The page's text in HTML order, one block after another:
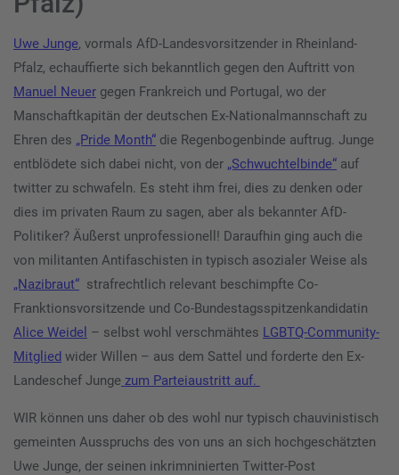
Uwe Junge, vormals AfD-Landesvorsitzender in Rheinland-
Pfalz, echauffierte sich bekanntlich gegen den Auftritt von
Manuel Neuer gegen Frankreich und Portugal, wo der
Manschaftkapitän der deutschen Ex-Nationalmannschaft zu
Ehren des „Pride Month“ die Regenbogenbinde auftrug. Junge
entblödete sich dabei nicht, von der „Schwuchtelbinde“ auf
twitter zu schwafeln. Es steht ihm frei, dies zu denken oder
dies im privaten Raum zu sagen, aber als bekannter AfD-
Politiker? Äußerst unprofessionell! Daraufhin ging auch die
von militanten Antifaschisten in typisch asozialer Weise als
„Nazibraut“ strafrechtlich relevant beschimpfte Co-
Franktionsvorsitzende und Co-Bundestagsspitzenkandidatin
Alice Weidel – selbst wohl verschmähtes LGBTQ-Community-
Mitglied wider Willen – aus dem Sattel und forderte den Ex-
Landeschef Junge zum Parteiaustritt auf.
WIR können uns daher ob des wohl nur typisch chauvinistisch
gemeinten Ausspruchs des von uns an sich hochgeschätzten
Uwe Junge, der seinen inkrimninierten Twitter-Post